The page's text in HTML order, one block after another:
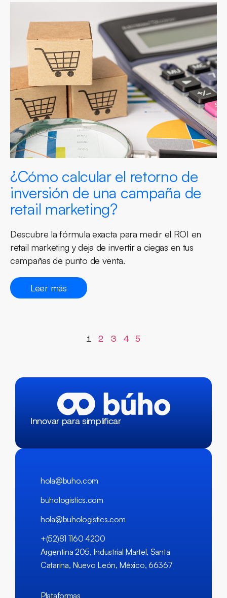
¿Cómo calcular el retorno de
inversión de una campaña de
retail marketing?
Descubre la fórmula exacta para medir el ROI en
retail marketing y deja de invertir a ciegas en tus
campañas de punto de venta.
Leer más
1 2 3 4 5
Innovar para simplificar
hola@buho.com
buhologistics.com
hola@buhologistics.com
+(52)81 1160 4200
Argentina 205, Industrial Martel, Santa
Catarina, Nuevo León, México, 66367
Plataformas